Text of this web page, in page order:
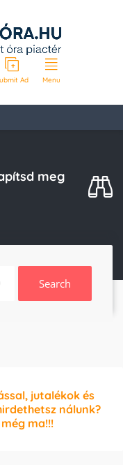
Ad Menu
meg
Search
jutalékok és
nálunk?
ma!!!